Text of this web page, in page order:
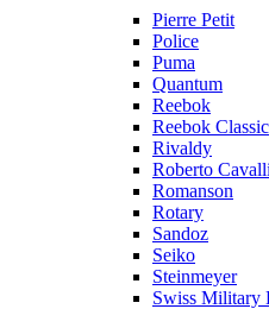
Pierre Petit
Police
Puma
Quantum
Reebok
Reebok Classic
Rivaldy
Roberto
Romanson
Rotary
Sandoz
Seiko
Steinmeyer
Swiss Military